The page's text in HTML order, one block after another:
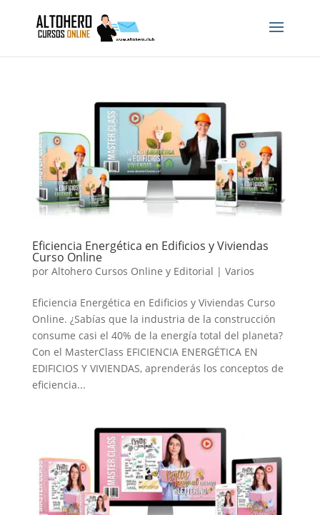
Eficiencia Energética en Edificios y Viviendas
Curso Online
por Altohero Cursos Online y Editorial | Varios
Eficiencia Energética en Edificios y Viviendas Curso
Online. ¿Sabías que la industria de la construcción
consume casi el 40% de la energía total del planeta?
Con el MasterClass EFICIENCIA ENERGÉTICA EN
EDIFICIOS Y VIVIENDAS, aprenderás los conceptos de
eficiencia...